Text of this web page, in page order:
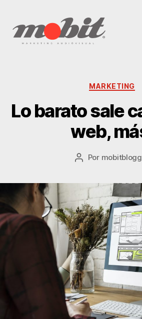
MARKETING
Lo barato sale
web,
PostPor